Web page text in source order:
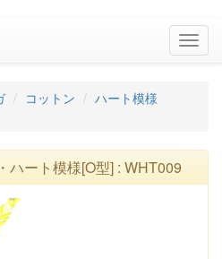
コットン
ハート模様
ハート模様[O型] : WHT009